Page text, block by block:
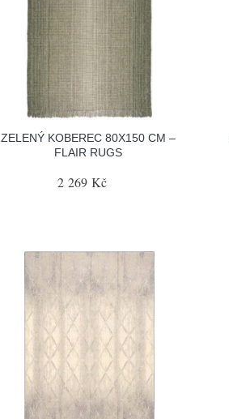
ZELENÝ KOBEREC 80X150 CM –
FLAIR RUGS
2 269 Kč